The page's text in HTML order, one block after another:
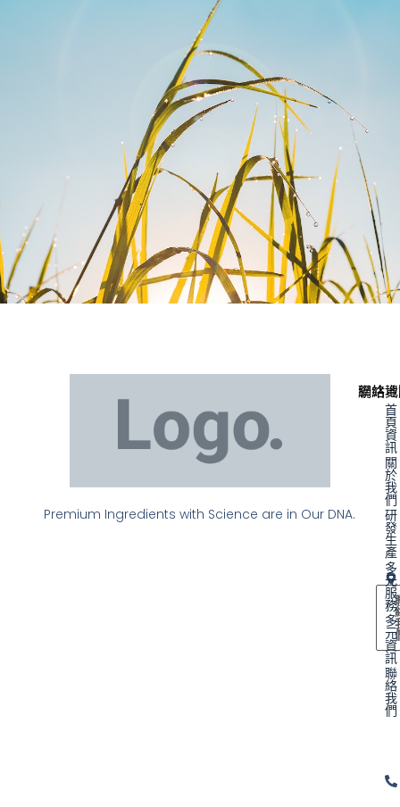
Premium Ingredients with Science are in Our DNA.
聯絡
網站
首
頁
資
訊
關
於
我
們
研
發
生
產
多
元
服
務
多
元
資
訊
聯
絡
我
們